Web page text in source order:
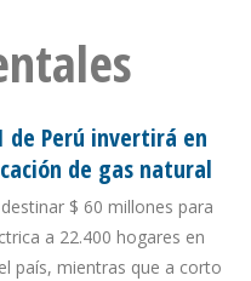
de Perú invertirá en
de gas natural
$ 60 millones para
a 22.400 hogares en
país, mientras que a corto